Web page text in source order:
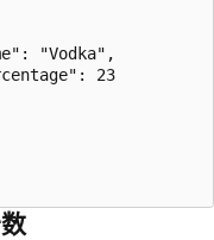
"Vodka",
23